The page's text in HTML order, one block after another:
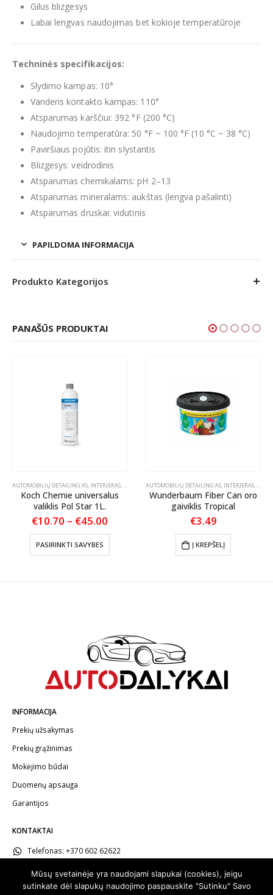
Gilus blizgesys
Labai lengvas naudojimas bet kokioje temperatūroje
Techninės specifikacijos:
Slydimo kampas: 10°
Vandens kontakto kampas: 110°
Atsparumas karščiui: 392 °F (200 °C)
Naudojimo temperatūra: 50 °F ~ 100 °F (10 °C ~ 38 °C)
Paviršiaus pojūtis: itin slystantis
Blizgesys: veidrodinis
Atsparumas chemikalams: pH 2–13
Atsparumas mineralams: aukštas (lengva pašalinti)
Atsparumas druskai: vidutinis
PAPILDOMA INFORMACIJA
Produkto Kategorijos
PANAŠŪS PRODUKTAI
,EKSTERJERAS, KONSERVANTAI
AUTOMOBILIŲ DETAILING'AS, INTERJERAS, ODOS PRIEŽIŪRA,TEKSTILĖS PRIEŽIŪRA
Koch Chemie universalus
valiklis Pol Star 1L.
€10.70 – €45.00
€45.00
PASIRINKTI SAVYBES
This product has multiple variants. The options may be chosen on the product page
AUTOMOBILIŲ DETAILING'AS, INTERJERAS,
Wunderbaum Fiber Can oro
gaiviklis Tropical
€3.49
Į KREPŠELĮ
INFORMACIJA
Prekių užsakymas
Prekių grąžinimas
Mokėjimo būdai
Duomenų apsauga
Garantijos
KONTAKTAI
Telefonas: +370 602 62622
El.paštas:
info@autodalykai.lt
Mūsų svetainėje yra naudojami slapukai (cookies), jeigu
sutinkate dėl slapukų naudojimo paspauskite "Sutinku" Savo